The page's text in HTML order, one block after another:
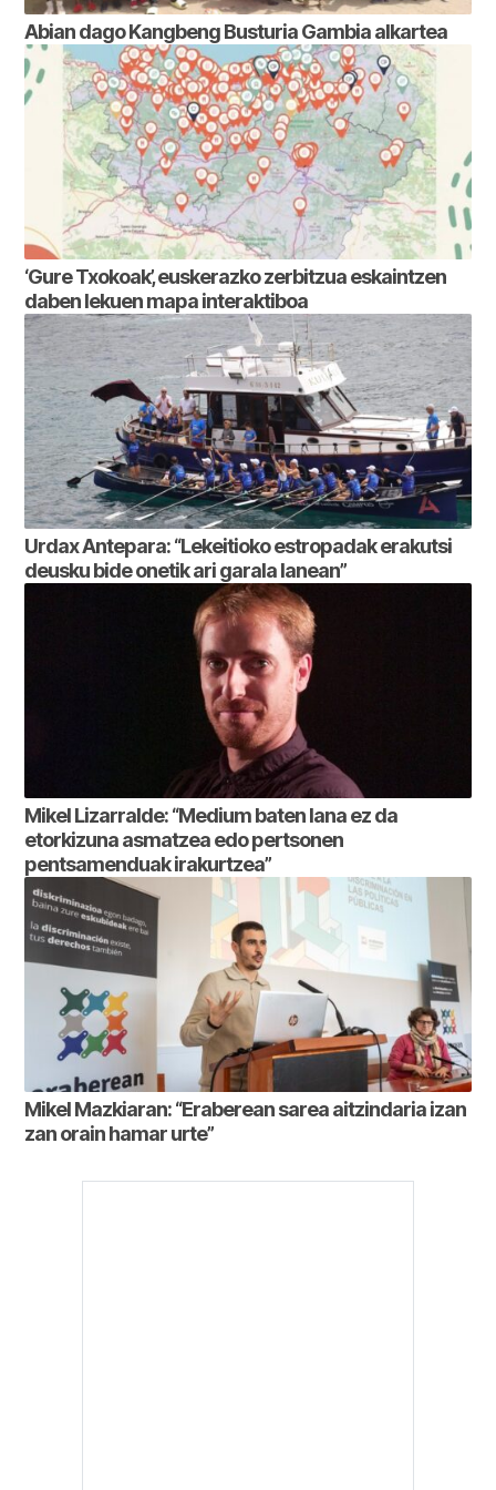
Abian dago Kangbeng Busturia Gambia alkartea
‘Gure Txokoak’, euskerazko zerbitzua eskaintzen
daben lekuen mapa interaktiboa
Urdax Antepara: “Lekeitioko estropadak erakutsi
deusku bide onetik ari garala lanean”
Mikel Lizarralde: “Medium baten lana ez da
etorkizuna asmatzea edo pertsonen
pentsamenduak irakurtzea”
Mikel Mazkiaran: “Eraberean sarea aitzindaria izan
zan orain hamar urte”